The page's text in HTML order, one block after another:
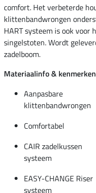
comfort. Het verbeterde
klittenbandwrongen
HART systeem is ook
singelstoten. Wordt
zadelboom.
Materiaalinfo &
Aanpasbare
klittenbandwrongen
Comfortabel
CAIR zadelkussen
systeem
EASY-CHANGE Riser
systeem